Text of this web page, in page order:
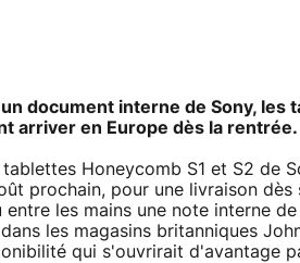
document interne de Sony, les
arriver en Europe dès la rentrée.
tablettes Honeycomb S1 et S2 de
prochain, pour une livraison dès
les mains une note interne
les magasins britanniques
qui s'ouvrirait d'avantage